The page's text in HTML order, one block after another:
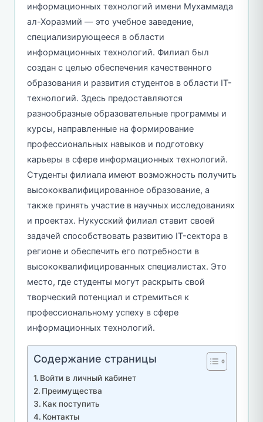
информационных технологий имени Мухаммада
ал-Хоразмий — это учебное заведение,
специализирующееся в области
информационных технологий. Филиал был
создан с целью обеспечения качественного
образования и развития студентов в области IT-
технологий. Здесь предоставляются
разнообразные образовательные программы и
курсы, направленные на формирование
профессиональных навыков и подготовку
карьеры в сфере информационных технологий.
Студенты филиала имеют возможность получить
высококвалифицированное образование, а
также принять участие в научных исследованиях
и проектах. Нукусский филиал ставит своей
задачей способствовать развитию IT-сектора в
регионе и обеспечить его потребности в
высококвалифицированных специалистах. Это
место, где студенты могут раскрыть свой
творческий потенциал и стремиться к
профессиональному успеху в сфере
информационных технологий.
Содержание страницы
Войти в личный кабинет
Преимущества
Как поступить
Контакты